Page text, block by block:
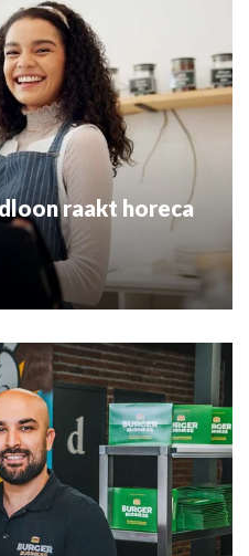
raakt horeca